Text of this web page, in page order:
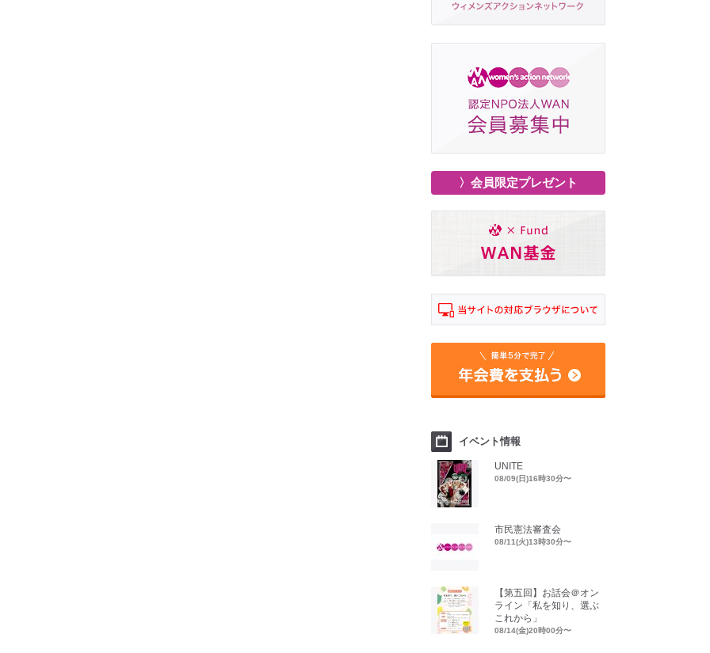
〉会員限定プレゼント
イベント情報
UNITE
08/09(日)16時30分〜
市民憲法審査会
08/11(火)13時30分〜
【第五回】お話会＠オン
ライン「私を知り、選ぶ
これから」
08/14(金)20時00分〜